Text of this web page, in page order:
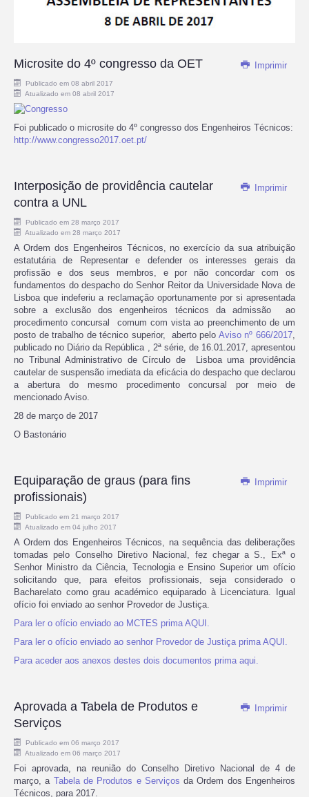
Imprimir
Microsite do 4º congresso da OET
Publicado em 08 abril 2017
Atualizado em 08 abril 2017
Foi publicado o microsite do 4º congresso dos Engenheiros Técnicos:
http://www.congresso2017.oet.pt/
Imprimir
Interposição de providência cautelar
contra a UNL
Publicado em 28 março 2017
Atualizado em 28 março 2017
A Ordem dos Engenheiros Técnicos, no exercício da sua atribuição
estatutária de Representar e defender os interesses gerais da
profissão e dos seus membros, e por não concordar com os
fundamentos do despacho do Senhor Reitor da Universidade Nova de
Lisboa que indeferiu a reclamação oportunamente por si apresentada
sobre a exclusão dos engenheiros técnicos da admissão ao
procedimento concursal comum com vista ao preenchimento de um
posto de trabalho de técnico superior, aberto pelo Aviso nº 666/2017,
publicado no Diário da República , 2ª série, de 16.01.2017, apresentou
no Tribunal Administrativo de Círculo de Lisboa uma providência
cautelar de suspensão imediata da eficácia do despacho que declarou
a abertura do mesmo procedimento concursal por meio de
mencionado Aviso.
28 de março de 2017
O Bastonário
Imprimir
Equiparação de graus (para fins
profissionais)
Publicado em 21 março 2017
Atualizado em 04 julho 2017
A Ordem dos Engenheiros Técnicos, na sequência das deliberações
tomadas pelo Conselho Diretivo Nacional, fez chegar a S., Exª o
Senhor Ministro da Ciência, Tecnologia e Ensino Superior um ofício
solicitando que, para efeitos profissionais, seja considerado o
Bacharelato como grau académico equiparado à Licenciatura. Igual
ofício foi enviado ao senhor Provedor de Justiça.
Para ler o ofício enviado ao MCTES prima AQUI.
Para ler o ofício enviado ao senhor Provedor de Justiça prima AQUI.
Para aceder aos anexos destes dois documentos prima aqui.
Imprimir
Aprovada a Tabela de Produtos e
Serviços
Publicado em 06 março 2017
Atualizado em 06 março 2017
Foi aprovada, na reunião do Conselho Diretivo Nacional de 4 de
março, a Tabela de Produtos e Serviços da Ordem dos Engenheiros
Técnicos, para 2017.